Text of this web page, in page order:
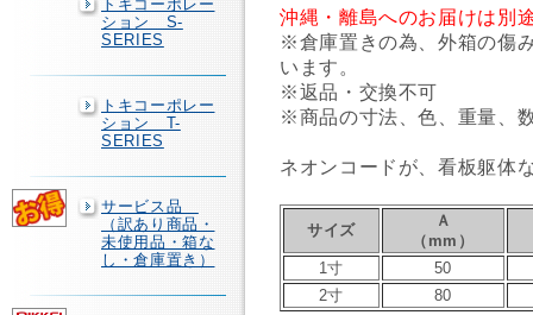
トキコーポレー
ション S-
SERIES
トキコーポレー
ション T-
SERIES
サービス品
（訳あり商品・
未使用品・箱な
し・倉庫置き）
沖縄・離島へのお届けは別
※倉庫置きの為、外箱の傷
います。
※返品・交換不可
※商品の寸法、色、重量、
ネオンコードが、看板躯体
サイズ
Ａ
（mm）
1寸
50
2寸
80